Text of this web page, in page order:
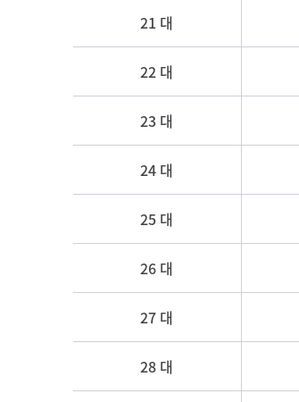
21 대
22 대
23 대
24 대
25 대
26 대
27 대
28 대